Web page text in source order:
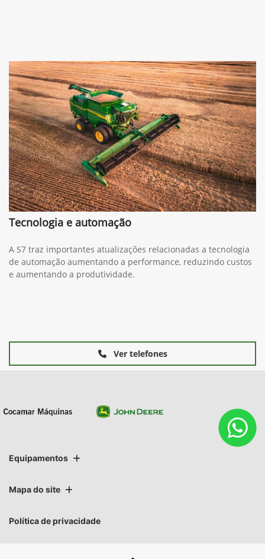
Tecnologia e automação
A S7 traz importantes atualizações relacionadas a tecnologia
de automação aumentando a performance, reduzindo custos
e aumentando a produtividade.
Ver telefones
Equipamentos
Mapa do site
Política de privacidade
COCAMAR MAQUINAS AGRICOLAS LTDA.